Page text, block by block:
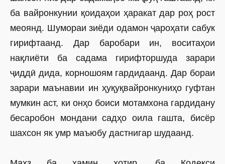
ба вайронкунии қоидаҳои ҳаракат дар роҳ рост
меоянд. Шумораи зиёди одамон ҷароҳати сабук
гирифтаанд. Дар баробари ин, воситаҳои
нақлиёти ба садама гирифторшуда зарари
ҷиддӣ дида, корношоям гардидаанд. Дар бораи
зарари маънавии ин ҳуқуқвайронкуниҳо гуфтан
мумкин аст, ки онҳо боиси мотамхона гардидану
бесаробон мондани садҳо оила гашта, бисёр
шахсон як умр маъюбу дастнигар шудаанд.